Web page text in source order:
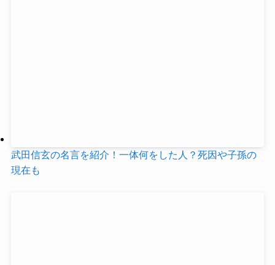
武田信玄の名言を紹介！一体何をした人？死因や子孫の
現在も